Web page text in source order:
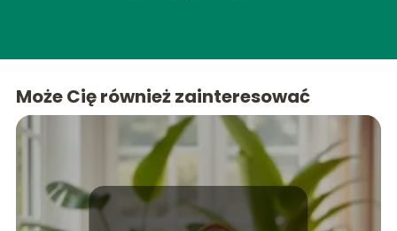
Może Cię również zainteresować